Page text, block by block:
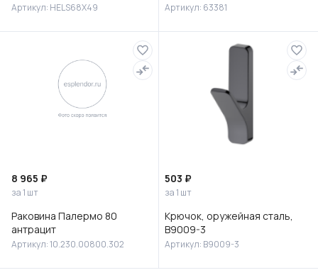
Артикул: HELS68X49 Артикул: 63381
8 965 ₽
за 1 шт
Раковина Палермо 80
антрацит
Артикул: 10.230.00800.302
503 ₽
за 1 шт
Крючок, оружейная сталь,
B9009-3
Артикул: B9009-3